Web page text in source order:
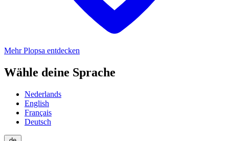
Mehr Plopsa entdecken
Wähle deine Sprache
Nederlands
English
Français
Deutsch